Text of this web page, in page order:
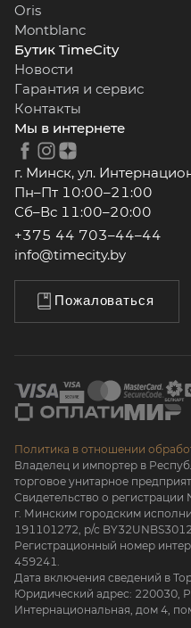
Oris
Montblanc
Бутик TimeCity
Новости
Гарантия и сервис
Контакты
Мы в интернете
г. Минск, ул.
Пн–Пт 10:00–21:00
Сб–Вс 11:00–20:00
+375 44 703–44–44
info@timecity.by
Пожаловаться
Политика в отношении
Владелец и импортер в
торговое унитарное
Свидетельство о
г. Минским городским
191101272, р/с
Регистрационный номер
459241.
Дата включения сведений в
Юридический адрес: 220030,
Интернациональная, дом 4,